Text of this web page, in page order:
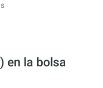
en la bolsa